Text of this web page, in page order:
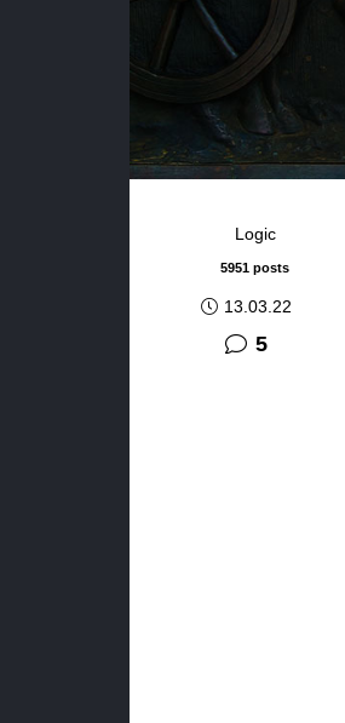
Logic
5951 posts
13.03.22
5